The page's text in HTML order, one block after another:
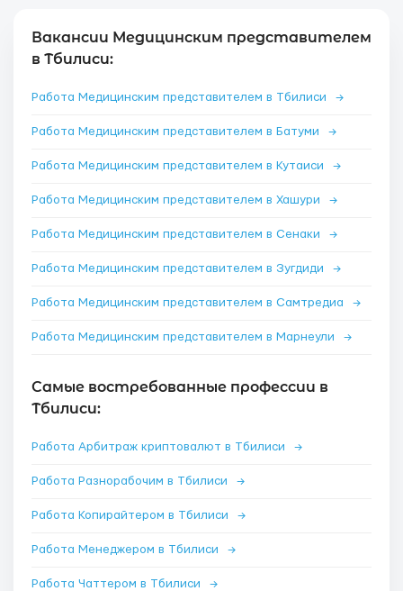
Вакансии Медицинским представителем
в Тбилиси:
Работа Медицинским представителем в Тбилиси →
Работа Медицинским представителем в Батуми →
Работа Медицинским представителем в Кутаиси →
Работа Медицинским представителем в Хашури →
Работа Медицинским представителем в Сенаки →
Работа Медицинским представителем в Зугдиди →
Работа Медицинским представителем в Самтредиа →
Работа Медицинским представителем в Марнеули →
Самые востребованные профессии в
Тбилиси:
Работа Арбитраж криптовалют в Тбилиси →
Работа Разнорабочим в Тбилиси →
Работа Копирайтером в Тбилиси →
Работа Менеджером в Тбилиси →
Работа Чаттером в Тбилиси →